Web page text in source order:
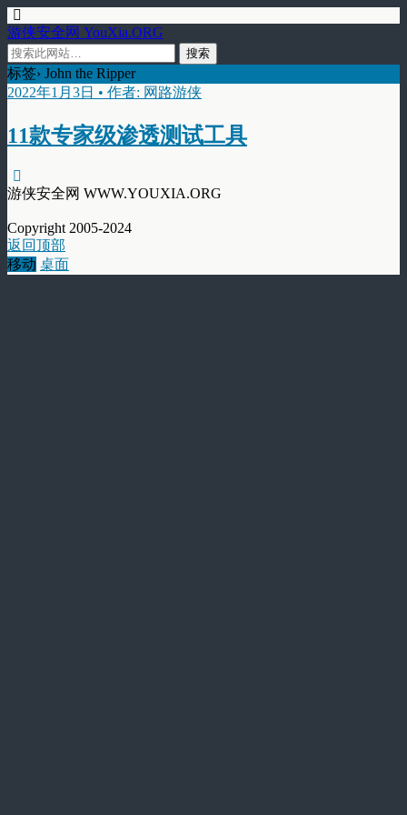
游侠安全网 YouXia.ORG
标签› John the Ripper
2022年1月3日 • 作者: 网路游侠
11款专家级渗透测试工具
游侠安全网 WWW.YOUXIA.ORG
Copyright 2005-2024
返回顶部
移动 桌面